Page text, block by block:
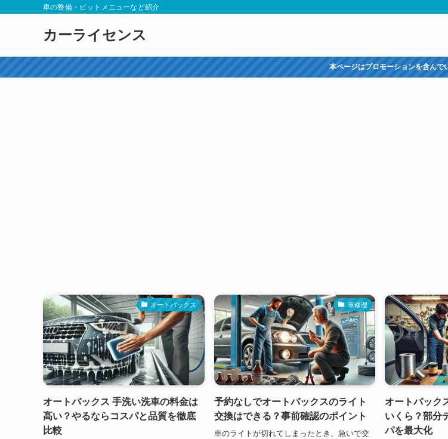
車の整備・ピットメニューなど紹介
カーライセンス
本ページはプロモーションを含んで
オートバックス
オートバックス 手洗い洗車の料金は
高い？やるならコスパと品質を徹底
比較
車修理
予約なしでオートバックスのライト
交換はできる？事前確認のポイント
車のライトが切れてしまったとき、急いで交
オートバック
いくら？部分
パを最大化